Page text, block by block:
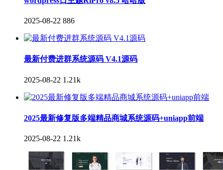
2025-08-22 886
最新付费进群系统源码 V4.1源码
2025-08-22 1.21k
2025最新修复版多端精品商城系统源码+uniapp前端
2025-08-22 1.21k